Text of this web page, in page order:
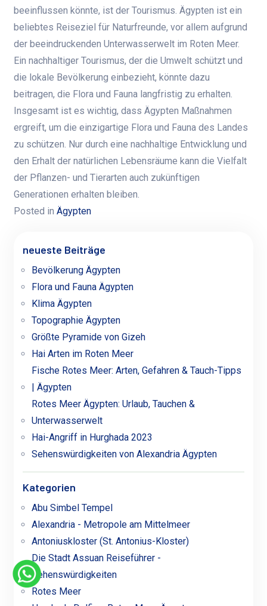
beeinflussen könnte, ist der Tourismus. Ägypten ist ein
beliebtes Reiseziel für Naturfreunde, vor allem aufgrund
der beeindruckenden Unterwasserwelt im Roten Meer.
Ein nachhaltiger Tourismus, der die Umwelt schützt und
die lokale Bevölkerung einbezieht, könnte dazu
beitragen, die Flora und Fauna langfristig zu erhalten.
Insgesamt ist es wichtig, dass Ägypten Maßnahmen
ergreift, um die einzigartige Flora und Fauna des Landes
zu schützen. Nur durch eine nachhaltige Entwicklung und
den Erhalt der natürlichen Lebensräume kann die Vielfalt
der Pflanzen- und Tierarten auch zukünftigen
Generationen erhalten bleiben.
Posted in Ägypten
neueste Beiträge
Bevölkerung Ägypten
Flora und Fauna Ägypten
Klima Ägypten
Topographie Ägypten
Größte Pyramide von Gizeh
Hai Arten im Roten Meer
Fische Rotes Meer: Arten, Gefahren & Tauch-Tipps
| Ägypten
Rotes Meer Ägypten: Urlaub, Tauchen &
Unterwasserwelt
Hai-Angriff in Hurghada 2023
Sehenswürdigkeiten von Alexandria Ägypten
Kategorien
Abu Simbel Tempel
Alexandria - Metropole am Mittelmeer
Antoniuskloster (St. Antonius-Kloster)
Die Stadt Assuan Reiseführer -
Sehenswürdigkeiten
Rotes Meer